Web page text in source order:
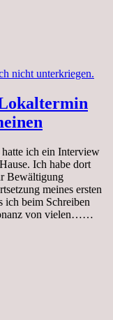
nicht unterkriegen.
ich ein Interview
Ich habe dort
Bewältigung
meines ersten
ich beim Schreiben
von vielen……